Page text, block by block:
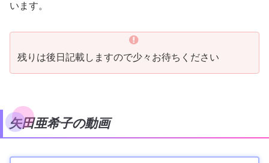
います。
残りは後日記載しますので少々お待ちください
矢田亜希子の動画